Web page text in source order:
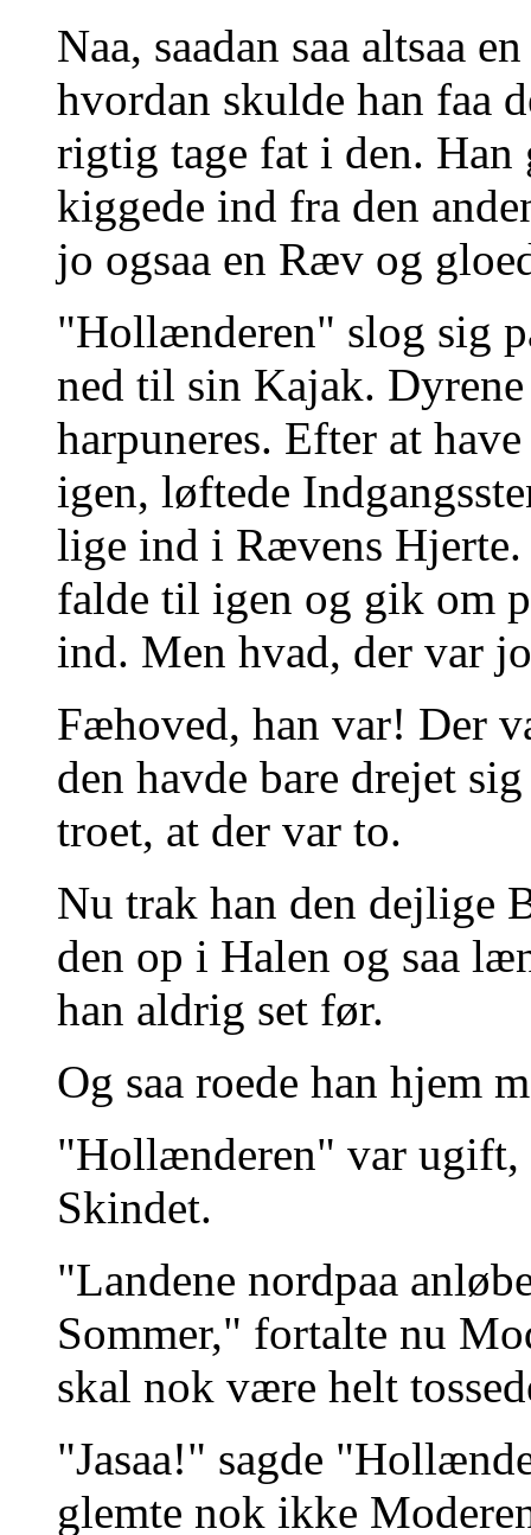
Naa, saadan saa altsaa
hvordan skulde han faa
rigtig tage fat i den.
kiggede ind fra den
jo ogsaa en Ræv og
"Hollænderen" slog sig
ned til sin Kajak. Dyrene
harpuneres. Efter at
igen, løftede
lige ind i Rævens
falde til igen og gik om
ind. Men hvad, der var
Fæhoved, han var! Der
den havde bare drejet
troet, at der var to.
Nu trak han den dejlige
den op i Halen og saa
han aldrig set før.
Og saa roede han hjem
"Hollænderen" var ugift,
Skindet.
"Landene nordpaa
Sommer," fortalte nu
skal nok være helt
"Jasaa!" sagde
glemte nok ikke